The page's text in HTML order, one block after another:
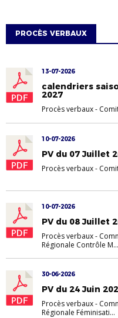
PROCÈS VERBAUX
13-07-2026
calendriers
2027
Procès verbaux-
10-07-2026
PV du 07 Juillet
Procès verbaux-
10-07-2026
PV du 08 Juillet
Procès verbaux-
Régionale Contrôle M...
30-06-2026
PV du 24 Juin
Procès verbaux-
Régionale Féminisati...